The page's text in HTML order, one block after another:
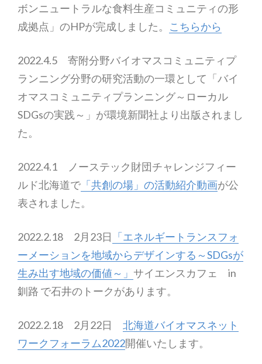
ボンニュートラルな食料生産コミュニティの形
成拠点」のHPが完成しました。 こちらから
2022.4.5 寄附分野バイオマスコミュニティプ
ランニング分野の研究活動の一環として「バイ
オマスコミュニティプランニング～ローカル
SDGsの実践～」が環境新聞社より出版されまし
た。
2022.4.1 ノーステック財団チャレンジフィー
ルド北海道で 「共創の場」の活動紹介動画が公
表されました。
2022.2.18 2月23日 「エネルギートランスフォ
ーメーションを地域からデザインする～SDGsが
生み出す地域の価値～」 サイエンスカフェ in
釧路 で石井のトークがあります。
2022.2.18 2月22日 北海道バイオマスネット
ワークフォーラム2022開催いたします。